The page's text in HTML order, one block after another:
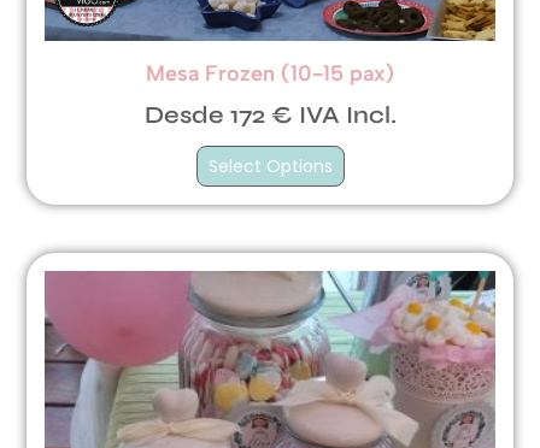
Mesa Frozen (10-15 pax)
Desde 172 € IVA Incl.
Select Options